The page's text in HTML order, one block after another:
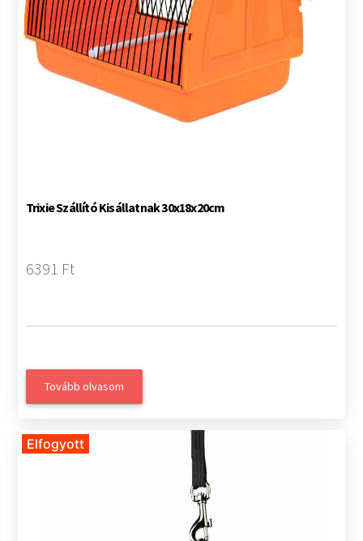
Trixie Szállító Kisállatnak 30x18x20cm
6391 Ft
Tovább olvasom
Elfogyott